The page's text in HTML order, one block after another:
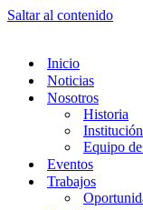
Saltar al contenido
Inicio
Noticias
Nosotros
Historia
Institución
Equipo
Eventos
Trabajos